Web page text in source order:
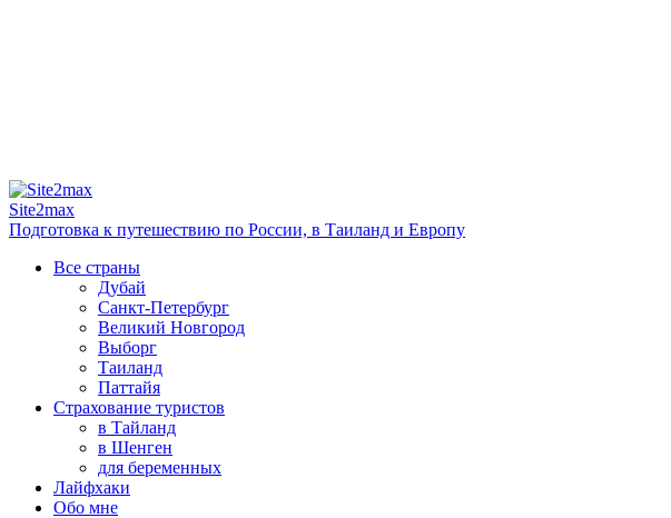
Site2max
Подготовка к путешествию по России, в Таиланд и Европу
Все страны
Дубай
Санкт-Петербург
Великий Новгород
Выборг
Таиланд
Паттайя
Страхование туристов
в Тайланд
в Шенген
для беременных
Лайфхаки
Обо мне